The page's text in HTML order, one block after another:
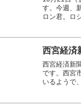
す。今週、
ロン君。ロ
西宮経済
西宮経済新
です。西宮
いるようで